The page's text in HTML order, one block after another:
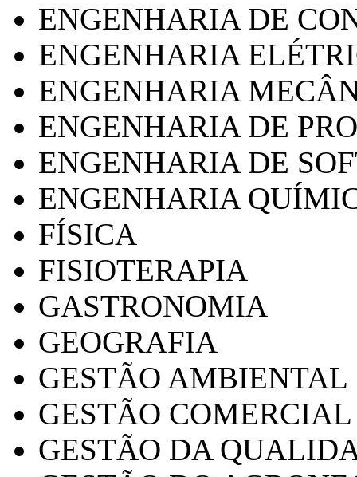
ENGENHARIA DE
ENGENHARIA
ENGENHARIA
ENGENHARIA DE
ENGENHARIA DE
ENGENHARIA
FÍSICA
FISIOTERAPIA
GASTRONOMIA
GEOGRAFIA
GESTÃO AMBIENTAL
GESTÃO COMERCIAL
GESTÃO DA